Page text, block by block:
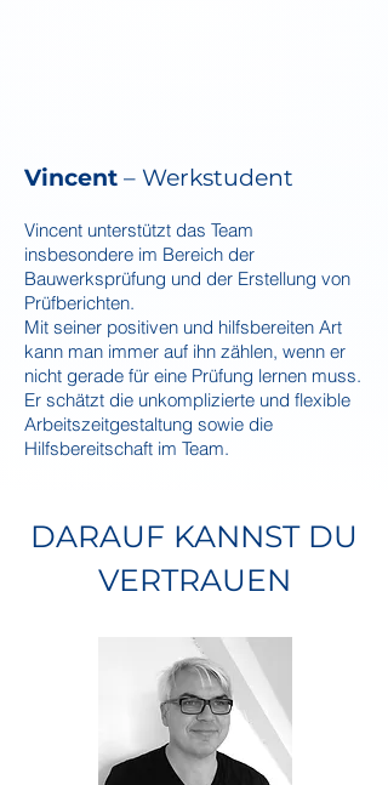
Vincent – Werkstudent
Vincent unterstützt das Team
insbesondere im Bereich der
Bauwerksprüfung und der Erstellung von
Prüfberichten.
Mit seiner positiven und hilfsbereiten Art
kann man immer auf ihn zählen, wenn er
nicht gerade für eine Prüfung lernen muss.
Er schätzt die unkomplizierte und flexible
Arbeitszeitgestaltung sowie die
Hilfsbereitschaft im Team.
DARAUF KANNST DU
VERTRAUEN